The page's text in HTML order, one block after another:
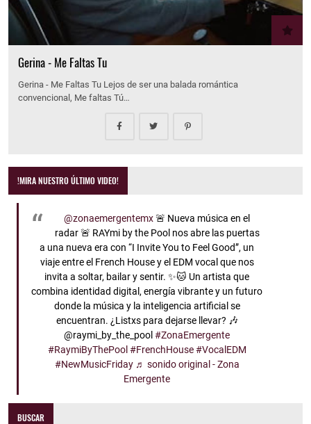
Gerina - Me Faltas Tu
Gerina - Me Faltas Tu Lejos de ser una balada romántica
convencional, Me faltas Tú…
!MIRA NUESTRO ÚLTIMO VIDEO!
@zonaemergentemx🚨 Nueva música en el
radar 🚨 RAYmi by the Pool nos abre las puertas
a una nueva era con “I Invite You to Feel Good”, un
viaje entre el French House y el EDM vocal que nos
invita a soltar, bailar y sentir. ✨🐱 Un artista que
combina identidad digital, energía vibrante y un futuro
donde la música y la inteligencia artificial se
encuentran. ¿Listxs para dejarse llevar? 🎶
@raymi_by_the_pool#ZonaEmergente
#RaymiByThePool #FrenchHouse #VocalEDM
#NewMusicFriday ♬ sonido original - Zona
Emergente
BUSCAR